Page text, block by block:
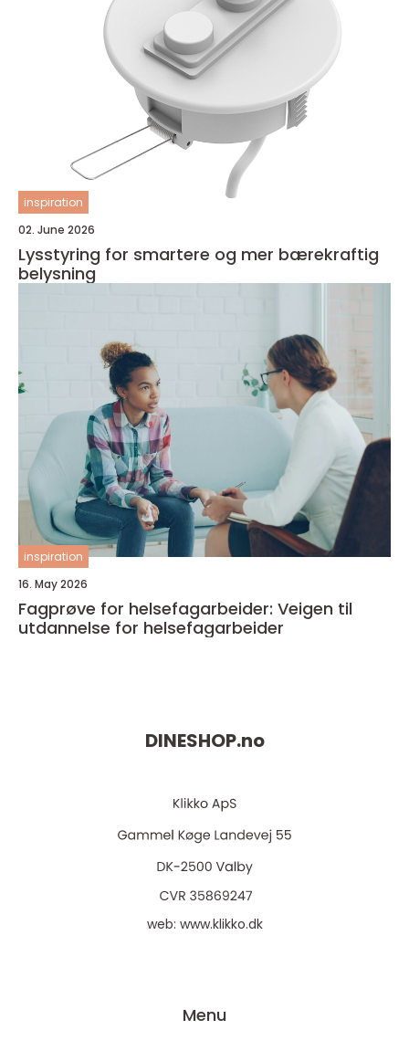
inspiration
02. June 2026
Lysstyring for smartere og mer bærekraftig
belysning
inspiration
16. May 2026
Fagprøve for helsefagarbeider: Veigen til
utdannelse for helsefagarbeider
DINESHOP.no
web: www.klikko.dk
Menu